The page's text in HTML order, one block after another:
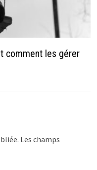
comment les gérer
Les champs